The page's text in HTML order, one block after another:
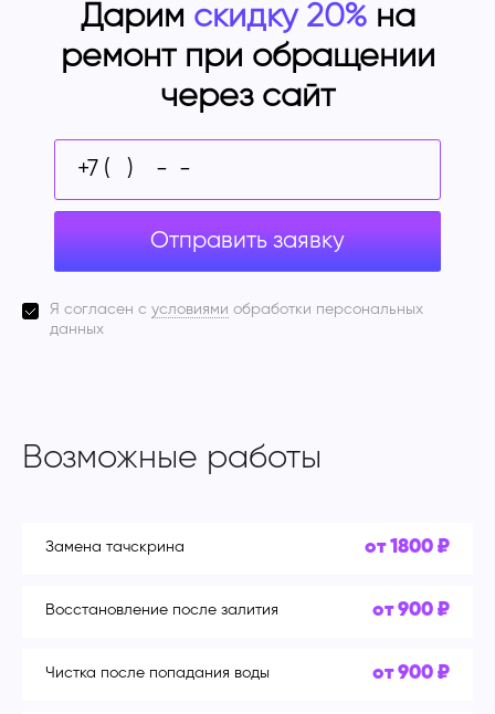
Дарим скидку 20%на
ремонт при обращении
через сайт
Отправить заявку
Я согласен с условиями обработки персональных
данных
Возможные работы
Замена тачскрина от 1800 ₽
Восстановление после залития от 900 ₽
Чистка после попадания воды от 900 ₽